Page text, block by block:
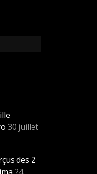
30 juillet
des 2
24